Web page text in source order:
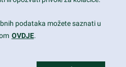
Reserved
podataka možete saznati u
OVDJE.